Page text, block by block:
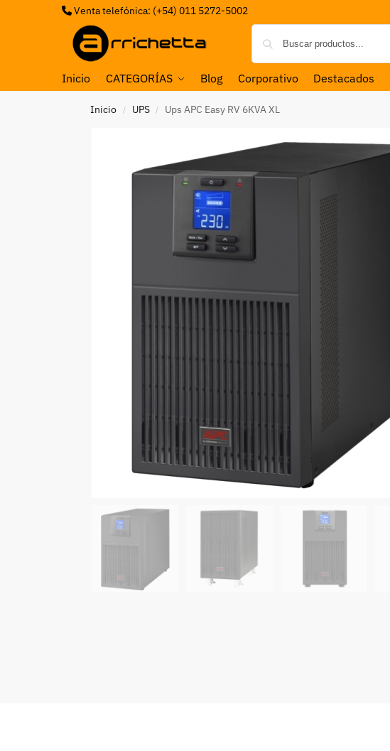
Venta telefónica: (+54) 011 5272-5002
Inicio CATEGORÍAS Blog Corporativo Destacados
Inicio / UPS / Ups APC Easy RV 6KVA XL